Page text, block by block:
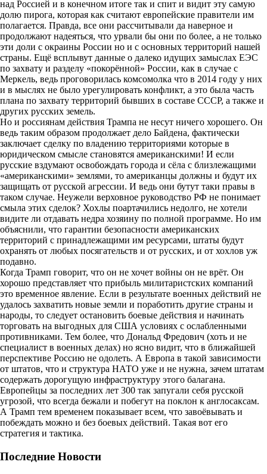
над Россией и в конечном итоге так и спит и видит эту самую
долю пирога, которая как считают европейские правители им
полагается. Правда, все они рассчитывали да наверное и
продолжают надеяться, что урвали бы они по более, а не только
эти доли с окраины России но и с основных территорий нашей
страны. Ещё всплывут данные о далеко идущих замыслах ЕЭС
по захвату и разделу «покорённой» России, как в случае с
Меркель, ведь проговорилась комсомолка что в 2014 году у них
и в мыслях не было урегулировать конфликт, а это была часть
плана по захвату территорий бывших в составе СССР, а также и
других русских земель.
Но и россиянам действия Трампа не несут ничего хорошего. Он
ведь таким образом продолжает дело Байдена, фактически
заключает сделку по владению территориями которые в
юридическом смысле становятся американскими! И если
русские вздумают освобождать города и сёла с близлежащими
«американскими» землями, то американцы должны и будут их
защищать от русской агрессии. И ведь они бутут таки правы в
таком случае. Неужели верховное руководство РФ не понимает
смыла этих сделок? Хохлы поартачились недолго, не хотели
видите ли отдавать недра хозяину по полной программе. Но им
объяснили, что гарантии безопасности американских
территорий с принадлежащими им ресурсами, штаты будут
охранять от любых посягательств и от русских, и от хохлов уж
подавно.
Когда Трамп говорит, что он не хочет войны он не врёт. Он
хорошо представляет что прибыль милитаристских компаний
это временное явление. Если в результате военных действий не
удалось захватить новые земли и поработить другие страны и
народы, то следует остановить боевые действия и начинать
торговать на выгодных для США условиях с ослабленными
противниками. Тем более, что Дональд Фредович (хоть и не
специалист в военных делах) но ясно видит, что в ближайшей
перспективе Россию не одолеть. А Европа в такой зависимости
от штатов, что и структура НАТО уже и не нужна, зачем штатам
содержать дорогущую инфраструктуру этого балагана.
Европейцы за последних лет 300 так запугали себя русской
угрозой, что всегда бежали и побегут на поклон к англосаксам.
А Трамп тем временем показывает всем, что завоёвывать и
побеждать можно и без боевых действий. Такая вот его
стратегия и тактика.
Последние Новости